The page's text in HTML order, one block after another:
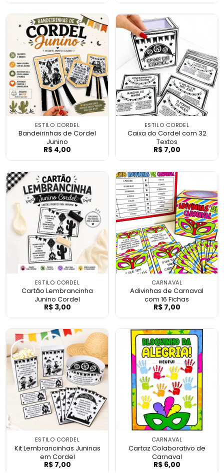
ESTILO CORDEL
Bandeirinhas de Cordel
Junino
Bandeirinhas de Cordel Junino
R$ 4,00
ESTILO CORDEL
Caixa do Cordel com 32
Textos
Caixa do
R$7,00
ESTILO CORDEL
Cartão Lembrancinha
Junino Cordel
Cartão Lembrancinha Junino Cordel
R$3,00
CARNAVAL
Adivinhas de Carnaval
com 16 Fichas
Adivinhas de
R$7,00
ESTILO CORDEL
Kit Lembrancinhas Juninas
em Cordel
Kit Lembrancinhas Juninas em Cordel
R$7,00
CARNAVAL
Cartaz Colaborativo de
Carnaval
Cartaz
R$6,00